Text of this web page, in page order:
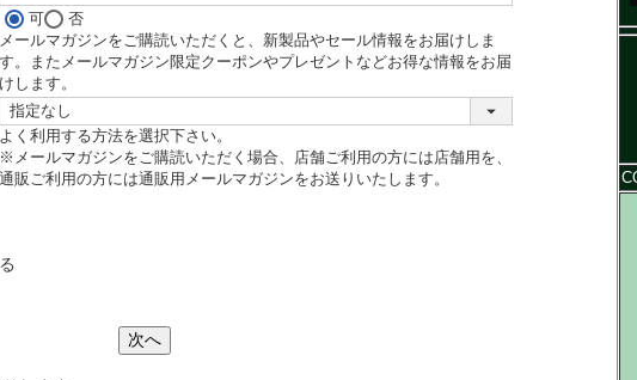
可
否
メールマガジンをご購読いただくと、新製品やセール情報をお届けしま
す。またメールマガジン限定クーポンやプレゼントなどお得な情報をお届
けします。
よく利用する方法を選択下さい。
※メールマガジンをご購読いただく場合、店舗ご利用の方には店舗用を、
通販ご利用の方には通販用メールマガジンをお送りいたします。
次へ